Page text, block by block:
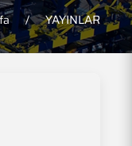
YAYINLAR